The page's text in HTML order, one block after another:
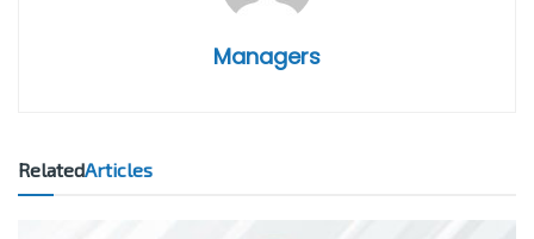
Managers
RelatedArticles